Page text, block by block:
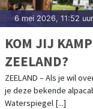
6 mei 2026, 11:52 uur
KOM JIJ
ZEELAND?
ZEELAND – Als je wil
je deze bekende
Waterspiegel [...]